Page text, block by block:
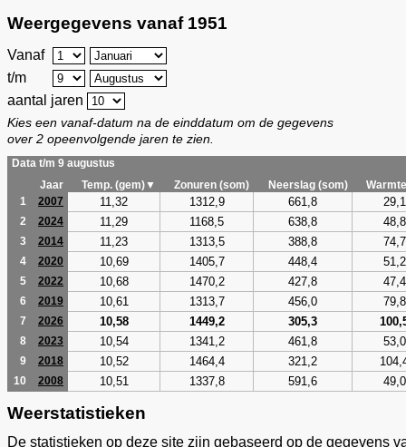
Weergegevens vanaf 1951
Vanaf
t/m
aantal jaren
Kies een vanaf-datum na de einddatum om de gegevens
over 2 opeenvolgende jaren te zien.
Data t/m 9 augustus
Jaar
Temp. (gem)▼ Zonuren (som) Neerslag (som)
1
2007 11,32 1312,9 661,8 29,1
2 2024 11,29 1168,5 638,8 48,8
3 2014 11,23 1313,5 388,8 74,7
4 2020 10,69 1405,7 448,4 51,2
5 2022 10,68 1470,2 427,8 47,4
6 2019 10,61 1313,7 456,0 79,8
7 2026 10,58 1449,2 305,3
8 2023 10,54 1341,2 461,8 53,0
9 2018 10,52 1464,4 321,2
10 2008 10,51 1337,8 591,6 49,0
Weerstatistieken
De statistieken op deze site zijn gebaseerd op de gegevens